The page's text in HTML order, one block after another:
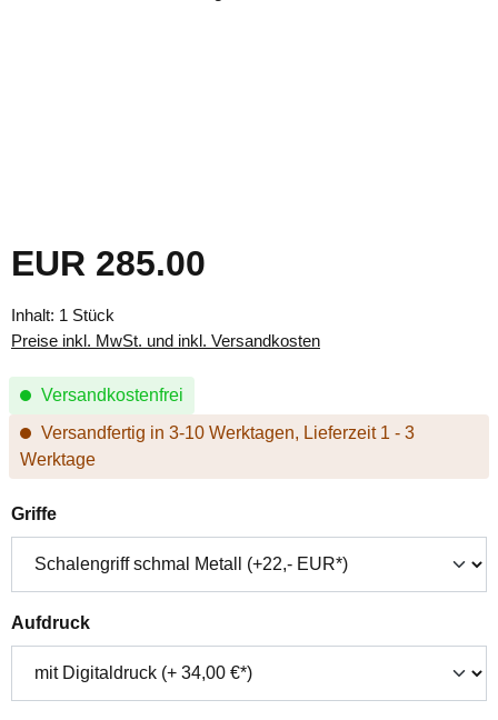
Regulärer Preis:
EUR 285.00
Inhalt: 1 Stück
Preise inkl. MwSt. und inkl. Versandkosten
Versandkostenfrei
Versandfertig in 3-10 Werktagen, Lieferzeit 1 - 3
Werktage
Griffeauswählen
Aufdruckauswählen